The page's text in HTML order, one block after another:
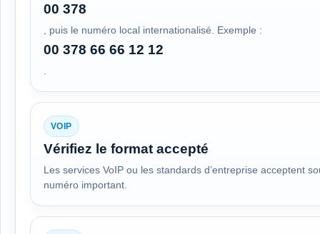
00 378
, puis le numéro local internationalisé. Exemple :
00 378 66 66 12 12
VOIP
Vérifiez le format accepté
Les services VoIP ou les standards d’entreprise acceptent
numéro important.